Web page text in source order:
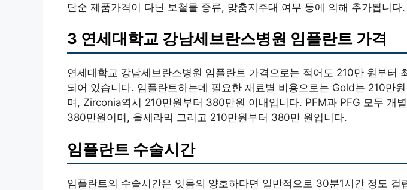
단순 제품가격이 다닌 보철물 종류, 맞춤지주대 여부 등에 의해 추가됩니다.
3 연세대학교 강남세브란스병원 임플란트 가격
연세대학교 강남세브란스병원 임플란트 가격으로는 적어도 210만 원부터
되어 있습니다. 임플란트하는데 필요한 재료별 비용으로는 Gold는 210만
며, Zirconia역시 210만원부터 380만원 이내입니다. PFM과 PFG 모두 개
380만원이며, 울세라믹 그리고 210만원부터 380만 원입니다.
임플란트 수술시간
임플란트의 수술시간은 잇몸의 양호하다면 일반적으로 30분1시간 정도 걸